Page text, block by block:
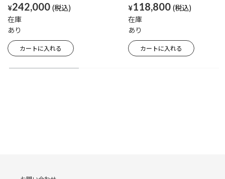
¥242,000
在庫
あり
¥118,800
在庫
あり